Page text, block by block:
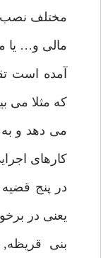
مختلف نصب
مالى و… يا
آمده است
كه مثلا مى
مى دهد و
كارهاى
در پنج
يعنى در
بنى